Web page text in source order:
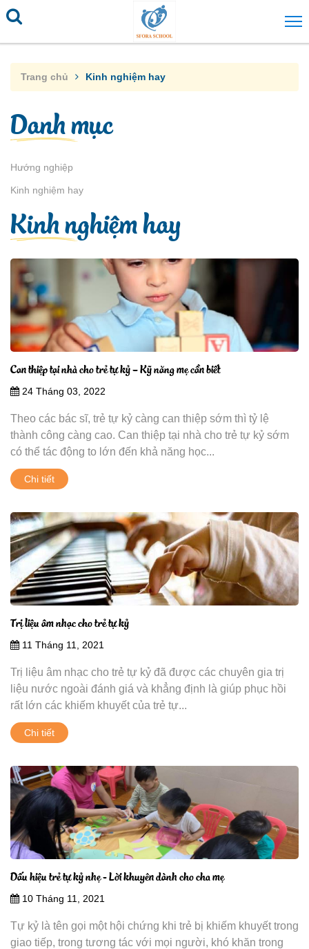
Trang chủ Kinh nghiệm hay
Danh mục
Hướng nghiệp
Kinh nghiệm hay
Kinh nghiệm hay
Can thiệp tại nhà cho trẻ tự kỷ – Kỹ năng mẹ cần biết
24 Tháng 03, 2022
Theo các bác sĩ, trẻ tự kỷ càng can thiệp sớm thì tỷ lệ
thành công càng cao. Can thiệp tại nhà cho trẻ tự kỷ sớm
có thể tác động to lớn đến khả năng học...
Chi tiết
Trị liệu âm nhạc cho trẻ tự kỷ
11 Tháng 11, 2021
Trị liệu âm nhạc cho trẻ tự kỷ đã được các chuyên gia trị
liệu nước ngoài đánh giá và khẳng định là giúp phục hồi
rất lớn các khiếm khuyết của trẻ tự...
Chi tiết
Dấu hiệu trẻ tự kỷ nhẹ - Lời khuyên dành cho cha mẹ
10 Tháng 11, 2021
Tự kỷ là tên gọi một hội chứng khi trẻ bị khiếm khuyết trong
giao tiếp, trong tương tác với mọi người, khó khăn trong